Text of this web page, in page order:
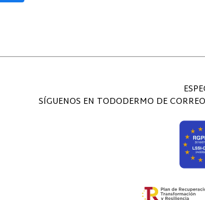
SÍGUENOS EN TODODERMO DE